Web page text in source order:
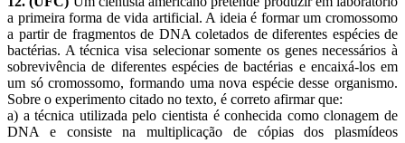
a primeira forma de vida artificial. A ideia é formar um cromossomo
a partir de fragmentos de DNA coletados de diferentes espécies de
bactérias. A técnica visa selecionar somente os genes necessários à
sobrevivência de diferentes espécies de bactérias e encaixá-los em
um só cromossomo, formando uma nova espécie desse organismo.
Sobre o experimento citado no texto, é correto afirmar que:
a) a técnica utilizada pelo cientista é conhecida como clonagem de
DNA e consiste na multiplicação de cópias dos plasmídeos